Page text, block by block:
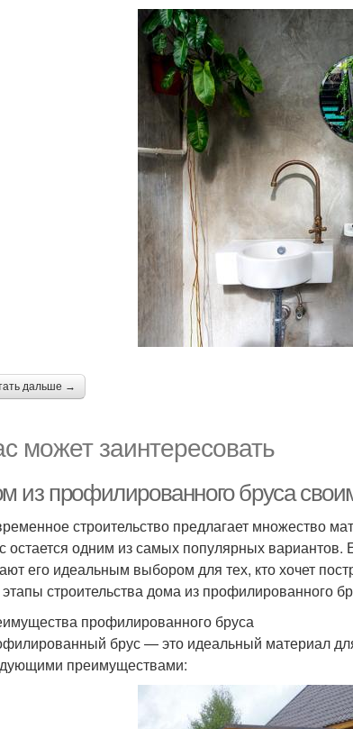
дальше →
может заинтересовать
из профилированного бруса
строительство предлагает множество
остается одним из самых популярных вариантов.
его идеальным выбором для тех, кто хочет
этапы строительства дома из профилированного
профилированного бруса
брус — это идеальный материал
преимуществами: